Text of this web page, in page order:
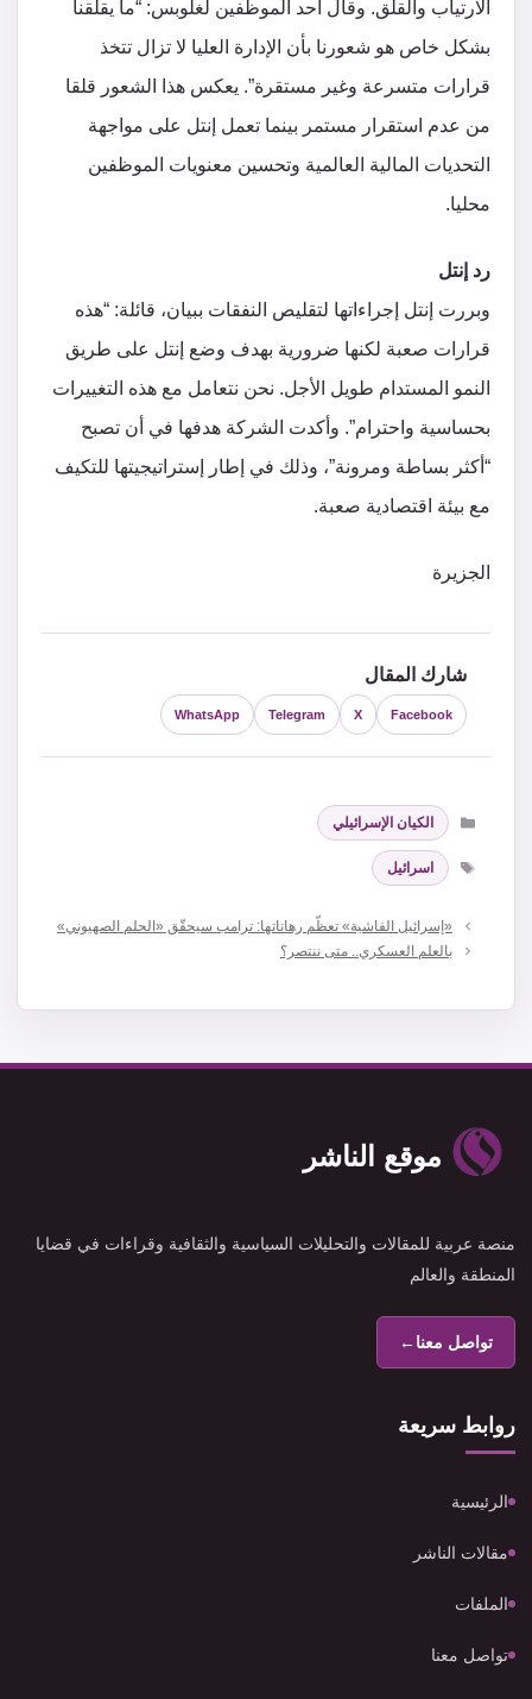
الارتياب والقلق. وقال أحد الموظفين لغلوبس: “ما يقلقنا
بشكل خاص هو شعورنا بأن الإدارة العليا لا تزال تتخذ
قرارات متسرعة وغير مستقرة”. يعكس هذا الشعور قلقا
من عدم استقرار مستمر بينما تعمل إنتل على مواجهة
التحديات المالية العالمية وتحسين معنويات الموظفين
محليا.
رد إنتل
وبررت إنتل إجراءاتها لتقليص النفقات ببيان، قائلة: “هذه
قرارات صعبة لكنها ضرورية بهدف وضع إنتل على طريق
النمو المستدام طويل الأجل. نحن نتعامل مع هذه التغييرات
بحساسية واحترام”. وأكدت الشركة هدفها في أن تصبح
“أكثر بساطة ومرونة”، وذلك في إطار إستراتيجيتها للتكيف
مع بيئة اقتصادية صعبة.
الجزيرة
شارك المقال
Facebook
X
Telegram
WhatsApp
التصنيفات
الكيان الإسرائيلي
الوسوم
اسرائيل
«إسرائيل الفاشية» تعظّم رهاناتها: ترامب سيحقّق «الحلم الصهيوني»
بالعلم العسكري.. متى ننتصر؟
موقع الناشر
منصة عربية للمقالات والتحليلات السياسية والثقافية وقراءات في قضايا
المنطقة والعالم
تواصل معنا←
روابط سريعة
الرئيسية
مقالات الناشر
الملفات
تواصل معنا